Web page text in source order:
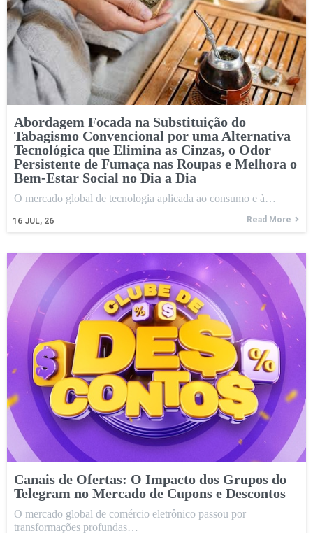
Abordagem Focada na Substituição do
Tabagismo Convencional por uma Alternativa
Tecnológica que Elimina as Cinzas, o Odor
Persistente de Fumaça nas Roupas e Melhora o
Bem-Estar Social no Dia a Dia
16 JUL, 26
O mercado global de tecnologia aplicada ao consumo e à…
Read More
Canais de Ofertas: O Impacto dos Grupos do
Telegram no Mercado de Cupons e Descontos
O mercado global de comércio eletrônico passou por
transformações profundas…